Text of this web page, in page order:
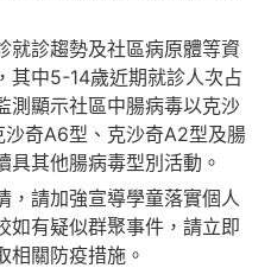
就診趨勢及社區病原體等資
其中5-14歲近期就診人次占
測顯示社區中腸病毒以克沙
奇A6型、克沙奇A2型及腸
其他腸病毒型別活動。
，請加強宣導學童落實個人
如有疑似群聚事件，請立即
相關防疫措施。